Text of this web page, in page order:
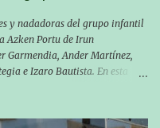
y nadadoras del grupo infantil
Azken Portu de Irun
Garmendia, Ander Martínez,
e Izaro Bautista. En esta
una tarde muy buena y